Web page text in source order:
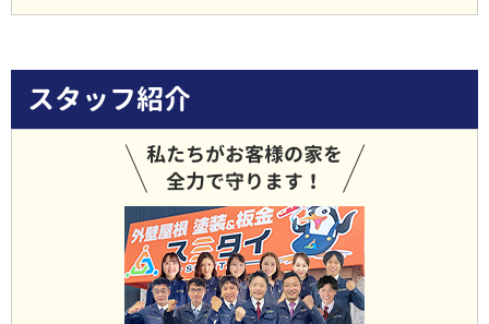
スタッフ紹介
私たちがお客様の家を
全力で守ります！